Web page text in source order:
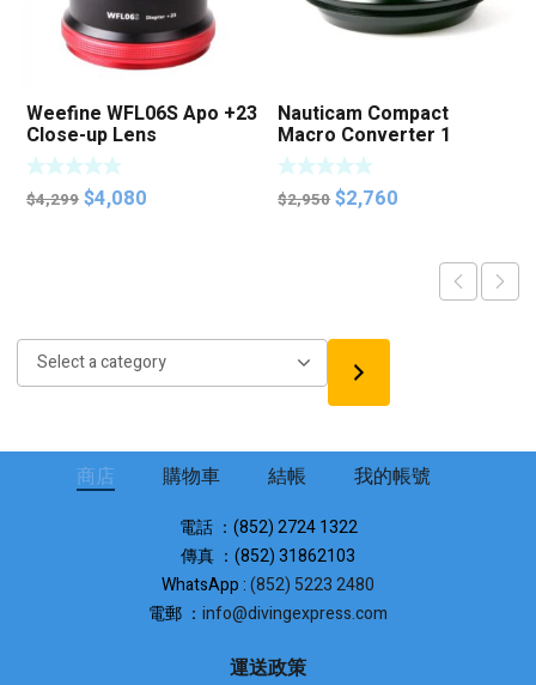
Select
Weefine WFL06S Apo +23
Close-up Lens
$4,299 Original
$4,080
Nauticam Compact
Macro Converter 1
(CMC-1)
$2,950Original
$2,760
$2,760.
商店 購物車 結帳 我的帳號
電話 ：(852) 2724 1322
傳真 ：(852) 31862103
WhatsApp :(852) 5223 2480
電郵 ： info@divingexpress.com
運送政策